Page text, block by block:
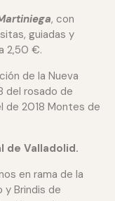
, con
guiadas y
2,50 €.
de la Nueva
del rosado de
de 2018 Montes de
de Valladolid.
en rama de la
y Brindis de